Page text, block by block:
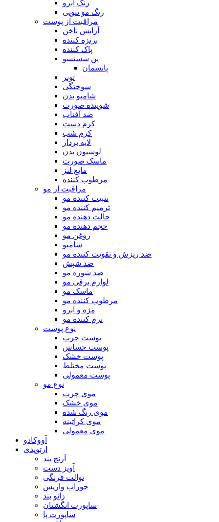
رنگ ابرو
رنگ مو تیوپی
مراقبت از پوست
آرایش ناخن
برنزه کننده
پاک کننده
پن شستشو
پانسمان
تونر
سوختگی
شامپو بدن
شوینده صورت
ضد آفتاب
کرم دست
کرم شب
لایه بردار
لوسیون بدن
ماسک صورت
مایع لنز
مرطوب کننده
مراقبت از مو
تثبیت کننده مو
ترمیم کننده مو
حالت دهنده مو
حجم دهنده مو
روغن مو
شامپو
ضد ریزش و تقویت کننده مو
ضد شپش
ضد شوره مو
لوازم برقی مو
ماسک مو
مرطوب کننده مو
مژه و ابرو
نرم کننده مو
نوع پوست
پوست چرب
پوست حساس
پوست خشک
پوست مختلط
پوست معمولی
نوع مو
موی چرب
موی خشک
موی رنگ شده
موی کراتینه
موی معمولی
آووکادو
ارتوپدی
آرنج بند
آویز دست
توالت فرنگی
جوراب واریس
زانو بند
ساپورت انگشتان
ساپورت پا